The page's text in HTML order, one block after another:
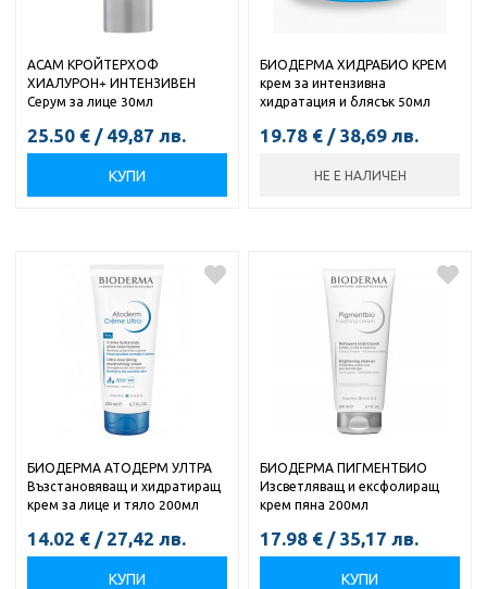
АСАМ КРОЙТЕРХОФ
ХИАЛУРОН+ ИНТЕНЗИВЕН
Серум за лице 30мл
25.50 € / 49,87 лв.
КУПИ
БИОДЕРМА ХИДРАБИО КРЕМ
крем за интензивна
хидратация и блясък 50мл
19.78 € / 38,69 лв.
НЕ Е НАЛИЧЕН
БИОДЕРМА АТОДЕРМ УЛТРА
Възстановяващ и хидратиращ
крем за лице и тяло 200мл
14.02 € / 27,42 лв.
КУПИ
БИОДЕРМА ПИГМЕНТБИО
Изсветляващ и ексфолиращ
крем пяна 200мл
17.98 € / 35,17 лв.
КУПИ